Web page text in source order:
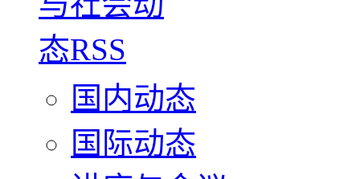
国内动态
国际动态